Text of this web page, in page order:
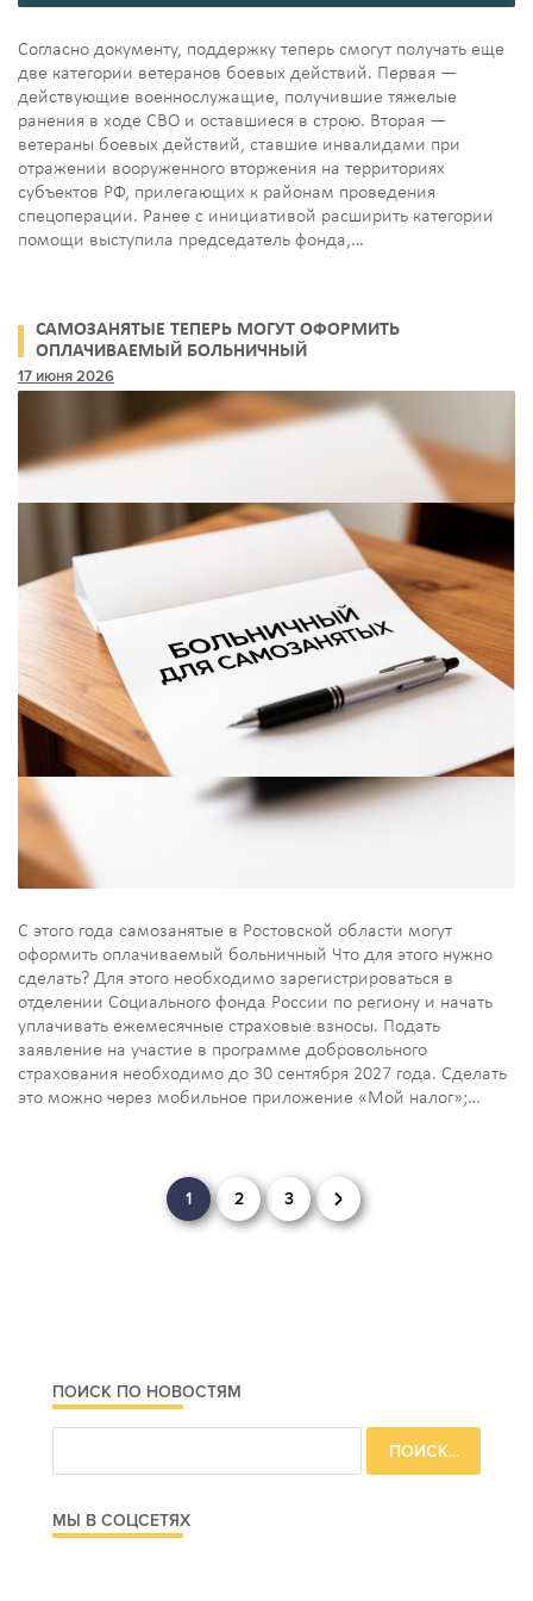
Согласно документу, поддержку теперь смогут получать еще
две категории ветеранов боевых действий. Первая —
действующие военнослужащие, получившие тяжелые
ранения в ходе СВО и оставшиеся в строю. Вторая —
ветераны боевых действий, ставшие инвалидами при
отражении вооруженного вторжения на территориях
субъектов РФ, прилегающих к районам проведения
спецоперации. Ранее с инициативой расширить категории
помощи выступила председатель фонда,…
САМОЗАНЯТЫЕ ТЕПЕРЬ МОГУТ ОФОРМИТЬ
ОПЛАЧИВАЕМЫЙ БОЛЬНИЧНЫЙ
17 июня 2026
С этого года самозанятые в Ростовской области могут
оформить оплачиваемый больничный Что для этого нужно
сделать? Для этого необходимо зарегистрироваться в
отделении Социального фонда России по региону и начать
уплачивать ежемесячные страховые взносы. Подать
заявление на участие в программе добровольного
страхования необходимо до 30 сентября 2027 года. Сделать
это можно через мобильное приложение «Мой налог»;…
Навигация1 2 3
ПОИСК ПО НОВОСТЯМ
МЫ В СОЦСЕТЯХ